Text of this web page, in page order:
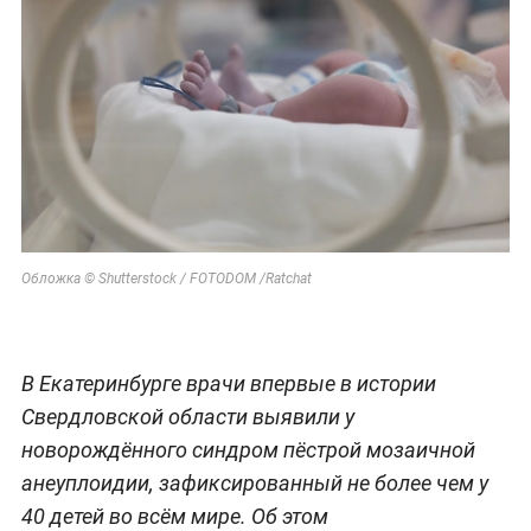
Обложка © Shutterstock / FOTODOM /Ratchat
В Екатеринбурге врачи впервые в истории
Свердловской области выявили у
новорождённого синдром пёстрой мозаичной
анеуплоидии, зафиксированный не более чем у
40 детей во всём мире. Об этом